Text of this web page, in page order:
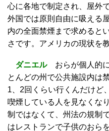
心に各地で制定され、屋外
外国では原則自由に吸える
内の全面禁煙まで求めると
さです。アメリカの現状を
ダニエルおらが個人的に
とんどの州で公共施設内は
1、2回くらい行くんだけど
喫煙している人を見なくな
制ではなくて、州法の規制
はレストランで子供のおら